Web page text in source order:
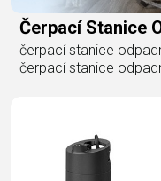
Čerpací Stanice
čerpací stanice
čerpací stanice